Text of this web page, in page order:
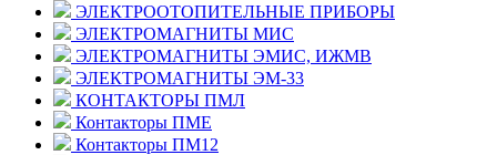
ЭЛЕКТРООТОПИТЕЛЬНЫЕ ПРИБОРЫ
ЭЛЕКТРОМАГНИТЫ МИС
ЭЛЕКТРОМАГНИТЫ ЭМИС, ИЖМВ
ЭЛЕКТРОМАГНИТЫ ЭМ-33
КОНТАКТОРЫ ПМЛ
Контакторы ПМЕ
Контакторы ПМ12